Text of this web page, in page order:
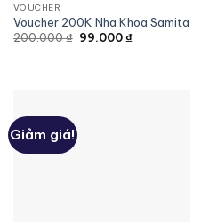
VOUCHER
Voucher 200K Nha Khoa Samita
200.000₫ 99.000₫
Giảm giá!